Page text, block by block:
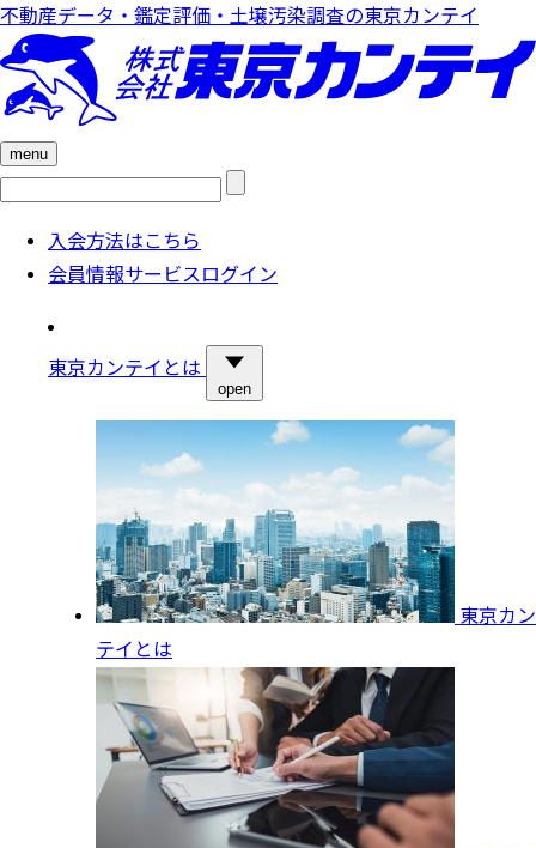
不動産データ・鑑定評価・土壌汚染調査の東京カンテイ
menu
検
入会方法はこちら
会員情報サービスログイン
東京カンテイとは
open
東京カン
テイとは